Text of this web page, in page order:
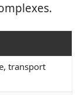
transport